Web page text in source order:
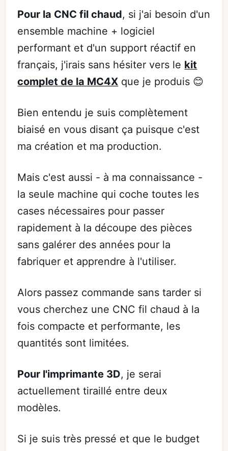
Pour la CNC fil chaud, si j'ai besoin d'un
ensemble machine + logiciel
performant et d'un support réactif en
français, j'irais sans hésiter vers le kit
complet de la MC4X que je produis 😊
Bien entendu je suis complètement
biaisé en vous disant ça puisque c'est
ma création et ma production.
Mais c'est aussi - à ma connaissance -
la seule machine qui coche toutes les
cases nécessaires pour passer
rapidement à la découpe des pièces
sans galérer des années pour la
fabriquer et apprendre à l'utiliser.
Alors passez commande sans tarder si
vous cherchez une CNC fil chaud à la
fois compacte et performante, les
quantités sont limitées.
Pour l'imprimante 3D, je serai
actuellement tiraillé entre deux
modèles.
Si je suis très pressé et que le budget